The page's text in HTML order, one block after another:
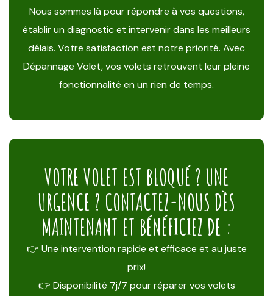
Nous sommes là pour répondre à vos questions,
établir un diagnostic et intervenir dans les meilleurs
délais. Votre satisfaction est notre priorité. Avec
Dépannage Volet, vos volets retrouvent leur pleine
fonctionnalité en un rien de temps.
VOTRE VOLET EST BLOQUÉ ? UNE
URGENCE ? CONTACTEZ-NOUS DÈS
MAINTENANT ET BÉNÉFICIEZ DE :
👉 Une intervention rapide et efficace et au juste
prix!
👉 Disponibilité 7j/7 pour réparer vos volets